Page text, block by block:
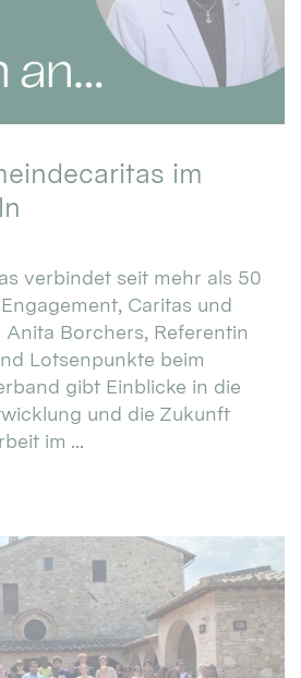
im
verbindet seit mehr als 50
Caritas und
Borchers, Referentin
Lotsenpunkte beim
gibt Einblicke in die
und die Zukunft
im ...